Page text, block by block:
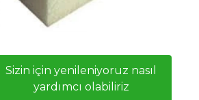
Sizin için yenileniyoruz nasıl
yardımcı olabiliriz